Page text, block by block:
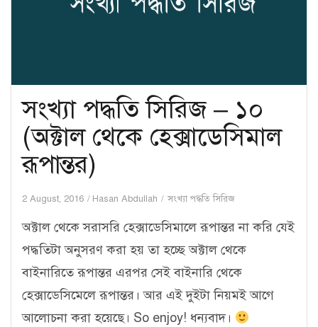
সংখ্যা পদ্ধতি সিরিজ – ১০
(অক্টাল থেকে হেক্সাডেসিমাল
রূপান্তর)
2 August, 2016 Hasan Abdullah সংখ্যা পদ্ধতি সিরিজ
অক্টাল থেকে সরাসরি হেক্সাডেসিমালে রূপান্তর না করি যেই
পদ্ধতিটা অনুসরণ করা হয় তা হচ্ছে অক্টাল থেকে
বাইনারিতে রূপান্তর এরপর সেই বাইনারি থেকে
হেক্সাডেসিমেলে রূপান্তর। আর এই দুইটা নিয়মই আগে
আলোচনা করা হয়েছে। So enjoy! ধন্যবাদ।